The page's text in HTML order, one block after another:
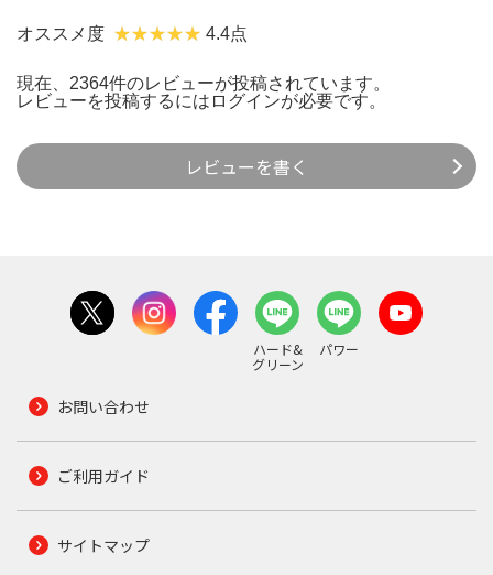
オススメ度 4.4点
現在、2364件のレビューが投稿されています。
レビューを投稿するには ログインが必要です。
レビューを書く
ハード&
グリーン
パワー
お問い合わせ
ご利用ガイド
サイトマップ